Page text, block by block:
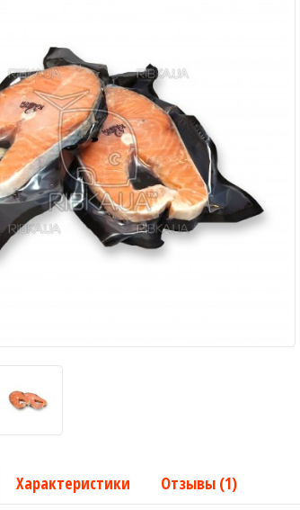
Характеристики Отзывы (1)